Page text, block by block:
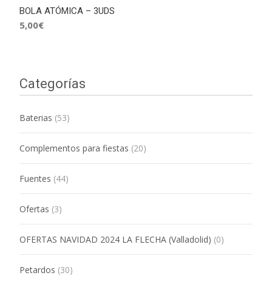
BOLA ATÓMICA – 3UDS
5,00€
Categorías
Baterias (53)
Complementos para fiestas (20)
Fuentes (44)
Ofertas (3)
OFERTAS NAVIDAD 2024 LA FLECHA (Valladolid) (0)
Petardos (30)